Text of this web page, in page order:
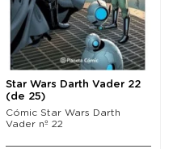
Star Wars Darth Vader 22
(de 25)
Cómic Star Wars Darth
Vader nº 22